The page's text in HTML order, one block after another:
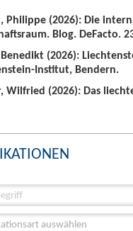
Philippe (2026): Die
Blog. DeFacto.
(2026):
Institut, Bendern.
Wilfried (2026): Das
auswählen